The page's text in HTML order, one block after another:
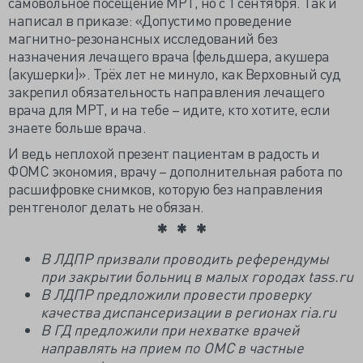
написал в приказе: «Допустимо проведение
магнитно-резонансных исследований без
назначения лечащего врача (фельдшера, акушера
(акушерки)». Трёх лет не минуло, как Верховный суд
закрепил обязательность направления лечащего
врача для МРТ, и на тебе – идите, кто хотите, если
знаете больше врача.
И ведь неплохой презент пациентам в радость и
ФОМС экономия, врачу – дополнительная работа по
расшифровке снимков, которую без направления
рентгенолог делать не обязан.
В ЛДПР призвали проводить референдумы
при закрытии больниц в малых городах tass.ru
В ЛДПР предложили провести проверку
качества диспансеризации в регионах ria.ru
В ГД предложили при нехватке врачей
направлять на прием по ОМС в частные